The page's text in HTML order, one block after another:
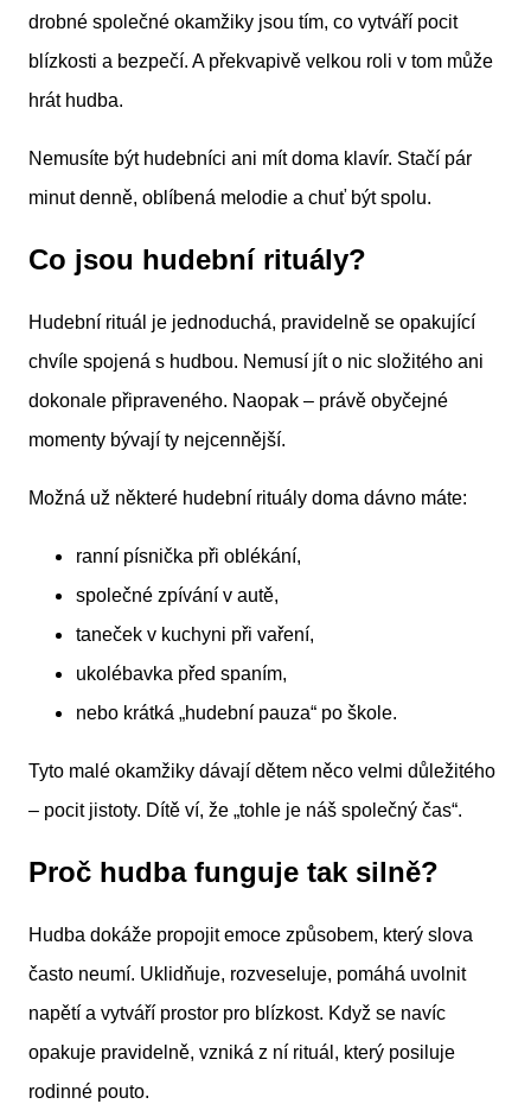
drobné společné okamžiky jsou tím, co vytváří pocit
blízkosti a bezpečí. A překvapivě velkou roli v tom může
hrát hudba.
Nemusíte být hudebníci ani mít doma klavír. Stačí pár
minut denně, oblíbená melodie a chuť být spolu.
Co jsou hudební rituály?
Hudební rituál je jednoduchá, pravidelně se opakující
chvíle spojená s hudbou. Nemusí jít o nic složitého ani
dokonale připraveného. Naopak – právě obyčejné
momenty bývají ty nejcennější.
Možná už některé hudební rituály doma dávno máte:
ranní písnička při oblékání,
společné zpívání v autě,
taneček v kuchyni při vaření,
ukolébavka před spaním,
nebo krátká „hudební pauza“ po škole.
Tyto malé okamžiky dávají dětem něco velmi důležitého
– pocit jistoty. Dítě ví, že „tohle je náš společný čas“.
Proč hudba funguje tak silně?
Hudba dokáže propojit emoce způsobem, který slova
často neumí. Uklidňuje, rozveseluje, pomáhá uvolnit
napětí a vytváří prostor pro blízkost. Když se navíc
opakuje pravidelně, vzniká z ní rituál, který posiluje
rodinné pouto.